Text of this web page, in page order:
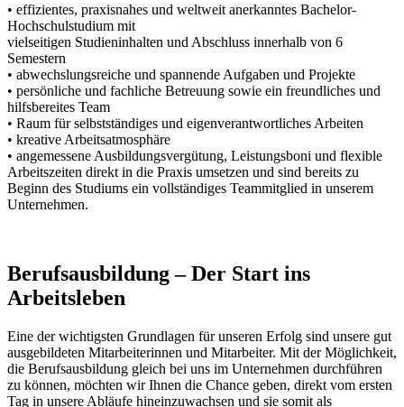
• effizientes, praxisnahes und weltweit anerkanntes Bachelor-
Hochschulstudium mit
vielseitigen Studieninhalten und Abschluss innerhalb von 6
Semestern
• abwechslungsreiche und spannende Aufgaben und Projekte
• persönliche und fachliche Betreuung sowie ein freundliches und
hilfsbereites Team
• Raum für selbstständiges und eigenverantwortliches Arbeiten
• kreative Arbeitsatmosphäre
• angemessene Ausbildungsvergütung, Leistungsboni und flexible
Arbeitszeiten direkt in die Praxis umsetzen und sind bereits zu
Beginn des Studiums ein vollständiges Teammitglied in unserem
Unternehmen.
Berufsausbildung – Der Start ins
Arbeitsleben
Eine der wichtigsten Grundlagen für unseren Erfolg sind unsere gut
ausgebildeten Mitarbeiterinnen und Mitarbeiter. Mit der Möglichkeit,
die Berufsausbildung gleich bei uns im Unternehmen durchführen
zu können, möchten wir Ihnen die Chance geben, direkt vom ersten
Tag in unsere Abläufe hineinzuwachsen und sie somit als